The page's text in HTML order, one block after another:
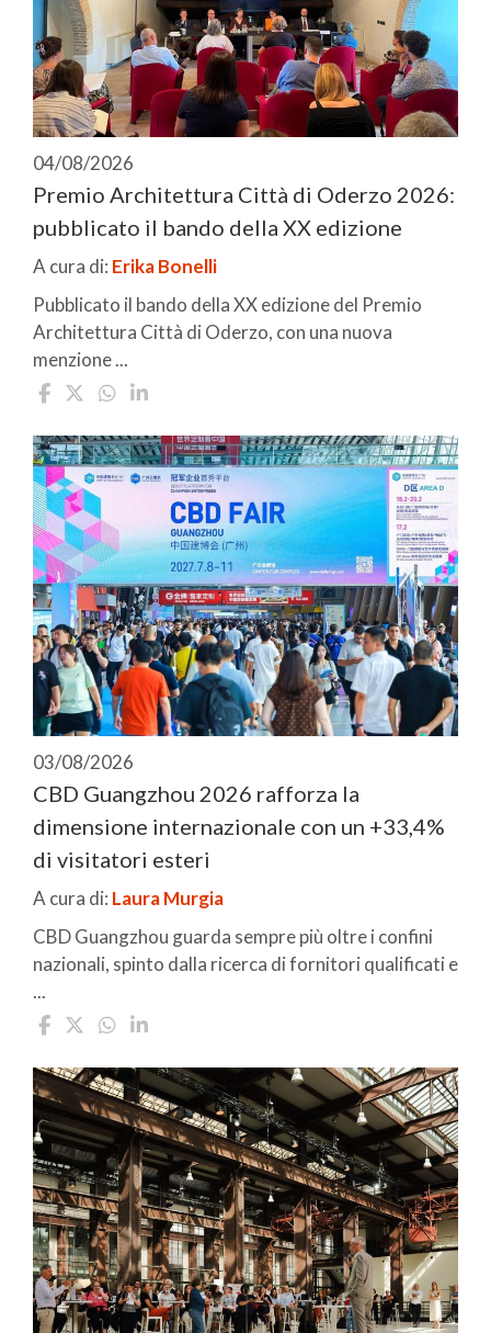
04/08/2026
Premio Architettura Città di Oderzo 2026:
pubblicato il bando della XX edizione
A cura di: Erika Bonelli
Pubblicato il bando della XX edizione del Premio
Architettura Città di Oderzo, con una nuova
menzione ...
03/08/2026
CBD Guangzhou 2026 rafforza la
dimensione internazionale con un +33,4%
di visitatori esteri
A cura di: Laura Murgia
CBD Guangzhou guarda sempre più oltre i confini
nazionali, spinto dalla ricerca di fornitori qualificati e
...